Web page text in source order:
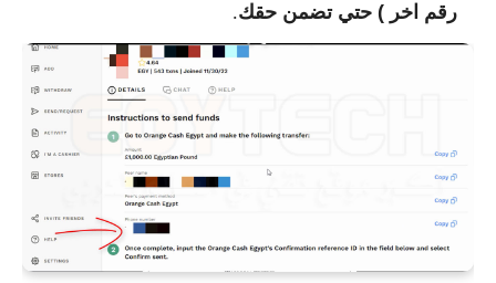
رقم اخر ) حتي تضمن حقك.